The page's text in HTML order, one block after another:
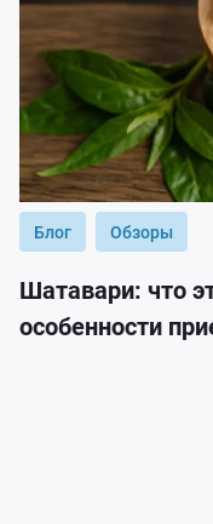
Блог Обзоры
Шатавари: что
особенности